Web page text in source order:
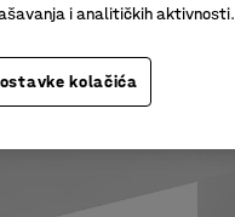
i analitičkih aktivnosti.
kolačića